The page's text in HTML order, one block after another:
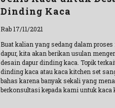
Dinding Kaca
Rab 17/11/2021
Buat kalian yang sedang dalam proses
dapur, kita akan berikan usulan
desain dapur dinding kaca. Topik
dinding kaca atau kaca kitchen set
bahas karena banyak sekali yang
berkonsultasi kepada kami untuk kaca